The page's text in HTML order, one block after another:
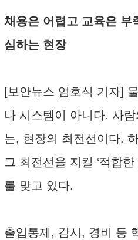
채용은 어렵고 교육은 부
심하는 현장
[보안뉴스 엄호식 기자]
나 시스템이 아니다. 사
는, 현장의 최전선이다.
그 최전선을 지킬 ‘적합한
를 맞고 있다.
출입통제, 감시, 경비 등